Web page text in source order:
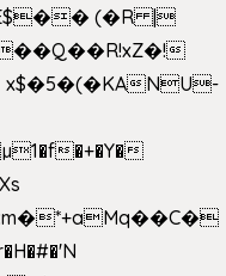
(�R |
NU-